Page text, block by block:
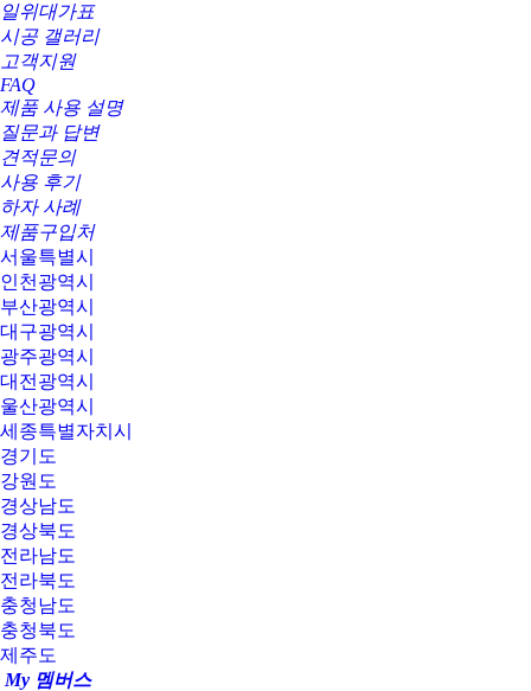
일위대가표
시공 갤러리
고객지원
FAQ
제품 사용 설명
질문과 답변
견적문의
사용 후기
하자 사례
제품구입처
서울특별시
인천광역시
부산광역시
대구광역시
광주광역시
대전광역시
울산광역시
세종특별자치시
경기도
강원도
경상남도
경상북도
전라남도
전라북도
충청남도
충청북도
제주도
My 멤버스